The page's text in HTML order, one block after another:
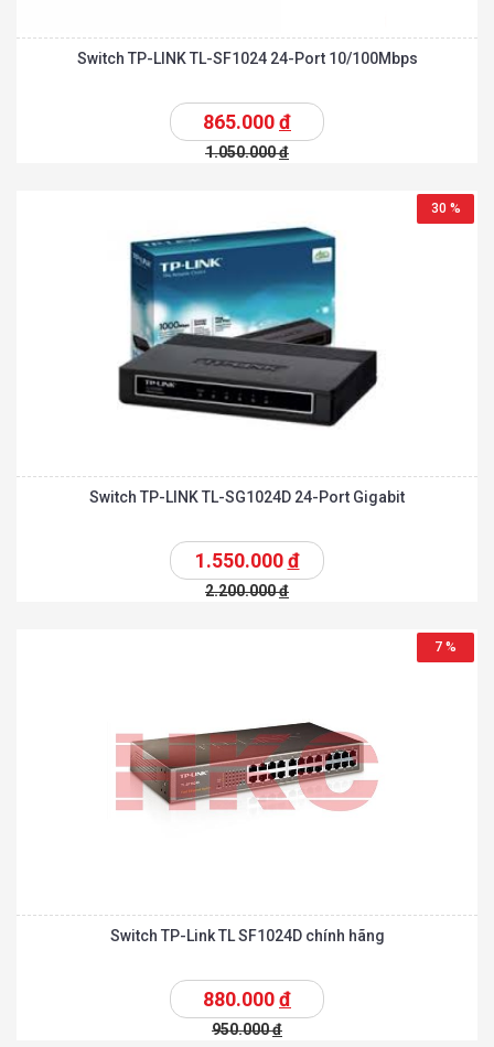
Switch TP-LINK TL-SF1024 24-Port 10/100Mbps
865.000đ
1.050.000đ
30 %
Switch TP-LINK TL-SG1024D 24-Port Gigabit
1.550.000đ
2.200.000đ
7 %
Switch TP-Link TL SF1024D chính hãng
880.000đ
950.000đ